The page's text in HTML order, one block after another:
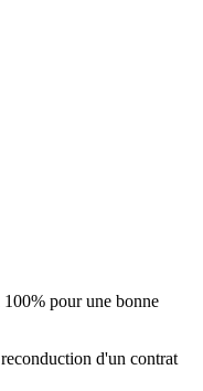
pour une bonne
d'un contrat